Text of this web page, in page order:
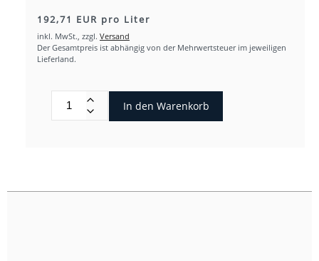
192,71 EUR pro Liter
inkl. MwSt., zzgl. Versand
Der Gesamtpreis ist abhängig von der Mehrwertsteuer im jeweiligen
Lieferland.
In den Warenkorb